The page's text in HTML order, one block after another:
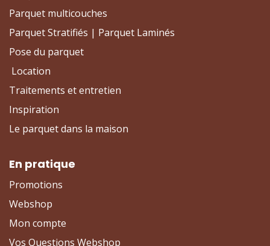
Parquet multicouches
Parquet Stratifiés | Parquet Laminés
Pose du parquet
Location
Traitements et entretien
Inspiration
Le parquet dans la maison
En pratique
Promotions
Webshop
Mon compte
Vos Questions Webshop